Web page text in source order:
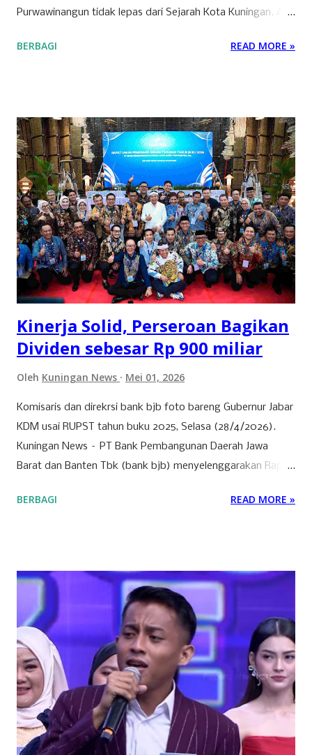
Purwawinangun tidak lepas dari Sejarah Kota Kuningan. Ada
melakukan perjalanan ke Pasembangan yang meneruskan
sampai ke daerah sekitar Kota Kuningan pada waktu itu
dikenal dengan “Kejene” yang artinya Kuning dan
penduduknya menganut agama Hindu (Agama Sanghiang).
Pemerintahan Kajene yang terletak di Blok Sidapurna Desa
Purwawinangun yang disebut Sidapurna artinya “Jadi
Sempurna” oleh Syekh Maulana Akbar. Beliau menetap
disana dan berhasil menjalin hubungan baik dengan
pemerintahan Kajene dan mendirikan Pesantren di
Sidapurna. Syekh Maulana Akbar menikah dengan seorang
putri dari tokoh penting di lingkungan t...
BERBAGI READ MORE »
Kinerja Solid, Perseroan Bagikan
Dividen sebesar Rp 900 miliar
Oleh Kuningan News Mei 01, 2026
Komisaris dan direkrsi bank bjb foto bareng Gubernur Jabar
KDM usai RUPST tahun buku 2025, Selasa (28/4/2026).
Kuningan News – PT Bank Pembangunan Daerah Jawa
Barat dan Banten Tbk (bank bjb) menyelenggarakan Rapat
2025 pada Selasa (28/4/2026). Rapat berlangsung secara
yang mengedepankan prinsip tata kelola perusahaan yang
baik, bank bjb mengundang seluruh pemegang saham
untuk turut serta dalam forum strategis ini. RUPST menjadi
wadah penting dalam proses pengambilan keputusan yang
berdampak langsung pada arah dan pertumbuhan
perusahaan ke depan. Tujuh agenda utama telah disusun
untuk dibahas dan diputuskan dalam RUPST kali ini.
Agenda-agenda tersebut disusun berdasarkan peraturan
perundang-undangan, usulan pemegang saham utama,
BERBAGI READ MORE »